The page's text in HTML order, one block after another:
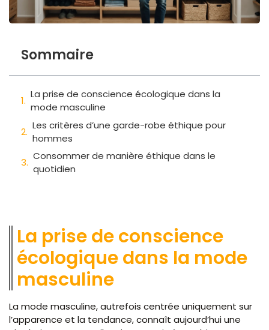
Sommaire
La prise de conscience écologique dans la
mode masculine
Les critères d’une garde-robe éthique pour
hommes
Consommer de manière éthique dans le
quotidien
La prise de conscience
écologique dans la mode
masculine
La mode masculine, autrefois centrée uniquement sur
l’apparence et la tendance, connaît aujourd’hui une